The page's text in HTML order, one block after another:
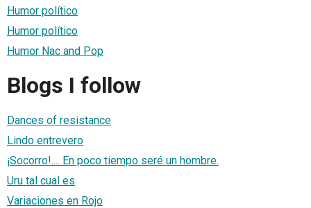
Humor político
Humor político
Humor Nac and Pop
Blogs I follow
Dances of resistance
Lindo entrevero
¡Socorro!.... En poco tiempo seré un hombre.
Uru tal cual es
Variaciones en Rojo